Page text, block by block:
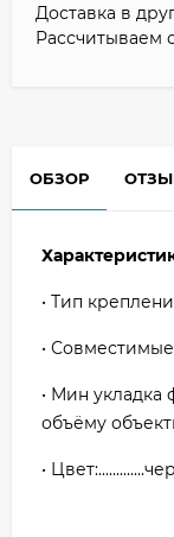
Доставка в
Рассчитываем
ОБЗОР
• Тип
•
• Мин укладка
объёму
•